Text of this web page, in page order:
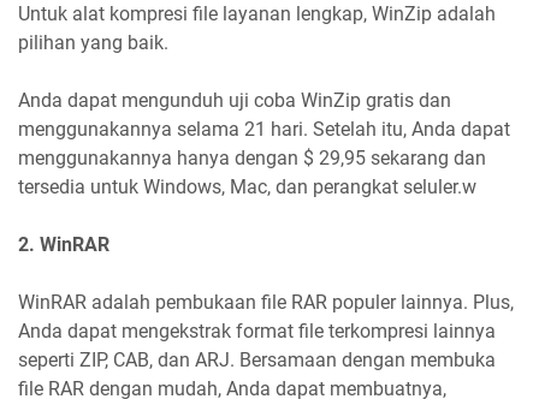
Untuk alat kompresi file layanan lengkap, WinZip adalah
pilihan yang baik.
Anda dapat mengunduh uji coba WinZip gratis dan
menggunakannya selama 21 hari. Setelah itu, Anda dapat
menggunakannya hanya dengan $ 29,95 sekarang dan
tersedia untuk Windows, Mac, dan perangkat seluler.w
2. WinRAR
WinRAR adalah pembukaan file RAR populer lainnya. Plus,
Anda dapat mengekstrak format file terkompresi lainnya
seperti ZIP, CAB, dan ARJ. Bersamaan dengan membuka
file RAR dengan mudah, Anda dapat membuatnya,